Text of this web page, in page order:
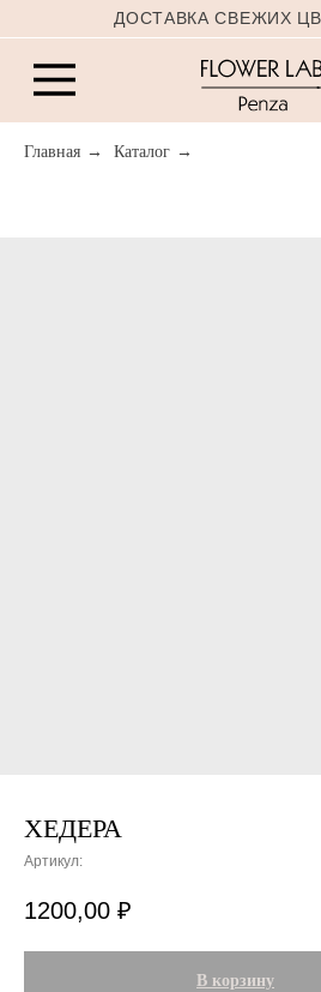
ДОСТАВКА СВЕЖИХ ЦВЕТОВ В ПЕНЗЕ
Главная → Каталог →
ХЕДЕРА
Артикул:
1200,00 ₽
В корзину
РЕКОМЕНДУЕМ